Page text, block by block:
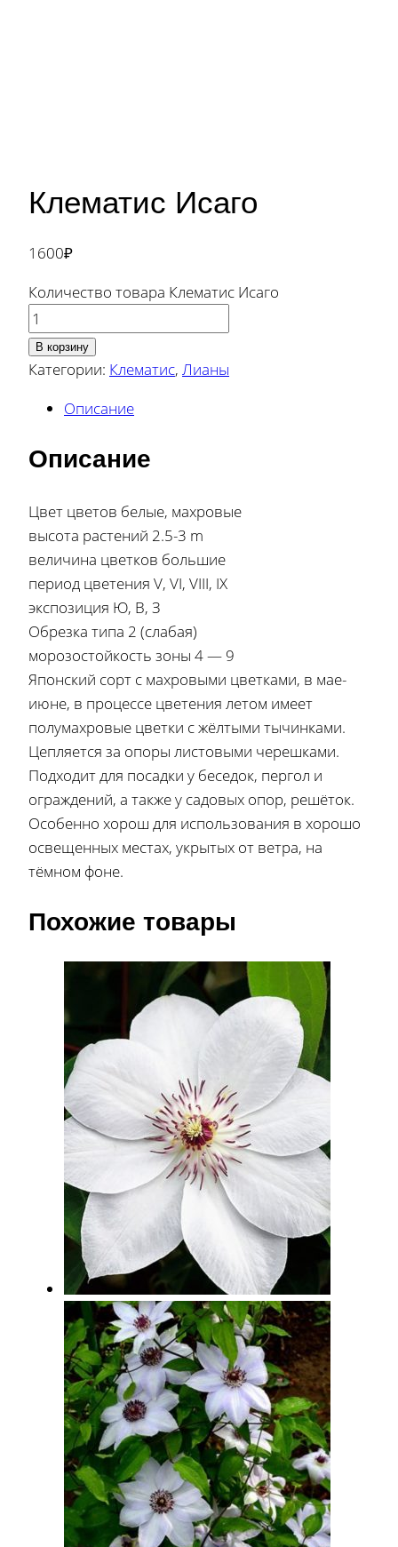
Клематис Исаго
1600₽
Количество товара Клематис Исаго
В корзину
Категории: Клематис, Лианы
Описание
Описание
Цвет цветов белые, махровые
высота растений 2.5-3 m
величина цветков большие
период цветения V, VI, VIII, IX
экспозиция Ю, В, З
Обрезка типа 2 (слабая)
морозостойкость зоны 4 — 9
Японский сорт с махровыми цветками, в мае-
июне, в процессе цветения летом имеет
полумахровые цветки с жёлтыми тычинками.
Цепляется за опоры листовыми черешками.
Подходит для посадки у беседок, пергол и
ограждений, а также у садовых опор, решёток.
Особенно хорош для использования в хорошо
освещенных местах, укрытых от ветра, на
тёмном фоне.
Похожие товары